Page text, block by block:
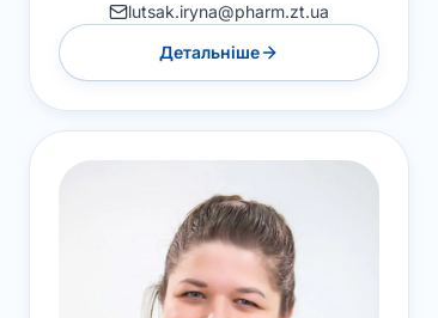
lutsak.iryna@pharm.zt.ua
Детальніше